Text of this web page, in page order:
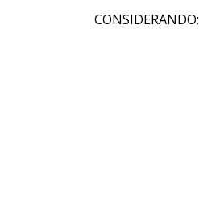
CONSIDERANDO: